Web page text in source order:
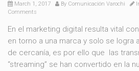
March 1, 2017 By Comunicación Varochi
Comments
En el marketing digital resulta vital
en torno a una marca y solo se logra
de cercanía, es por ello que las
“streaming” se han convertido en la